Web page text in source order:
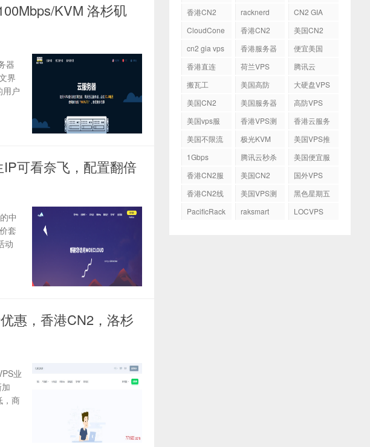
KVM 洛杉矶
器
界
用户
可看奈飞，配置翻倍
中
套
动
惠，香港CN2，洛杉
业
，商
香港CN2
racknerd
CN2 GIA
CloudCone
香港CN2
美国CN2
cn2 gia vps
香港服务器
便宜美国
香港直连
荷兰VPS
腾讯云
搬瓦工
美国高防
大硬盘VPS
美国CN2
美国服务器
高防VPS
美国vps服
香港VPS测
香港云服务
美国不限流
极光KVM
美国VPS推
1Gbps 腾讯云秒杀
美国便宜服
香港CN2服
美国CN2
国外VPS
香港CN2线
美国VPS测
黑色星期五
PacificRack
raksmart LOCVPS